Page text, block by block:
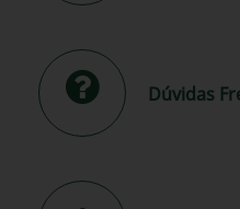
Dúvidas